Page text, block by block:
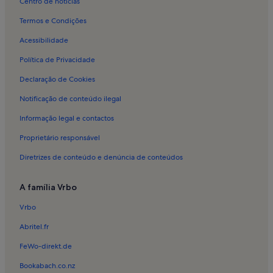
Alojamento para férias em São Mamede
Alojamento para férias em Jazente
Alojamento para férias em Lixa
Alojamento para férias em Tabuado
Termos e Condições
Acessibilidade
Política de Privacidade
Declaração de Cookies
Notificação de conteúdo ilegal
Informação legal e contactos
Proprietário responsável
Diretrizes de conteúdo e denúncia de conteúdos
A família Vrbo
Vrbo
Abritel.fr
FeWo-direkt.de
Bookabach.co.nz